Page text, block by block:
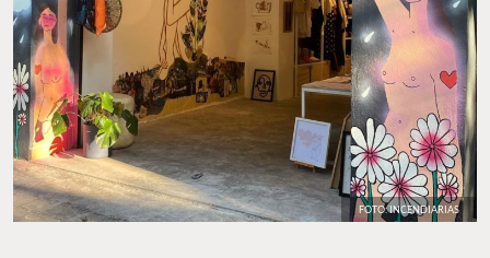
FOTO: INCENDIARIAS